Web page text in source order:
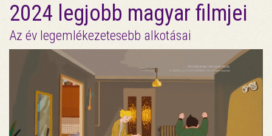
2024 legjobb magyar filmjei
Az év legemlékezetesebb alkotásai